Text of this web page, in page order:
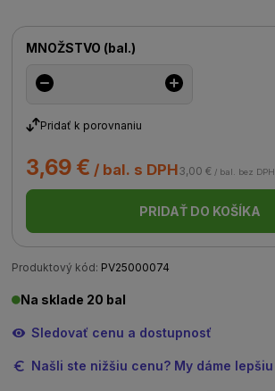
MNOŽSTVO (bal.)
Pridať k porovnaniu
3,69 € / bal. s DPH3,00 € / bal. bez DPH
PRIDAŤ DO KOŠÍKA
Produktový kód: PV25000074
Na sklade 20 bal
Sledovať cenu a dostupnosť
Našli ste nižšiu cenu? My dáme lepšiu